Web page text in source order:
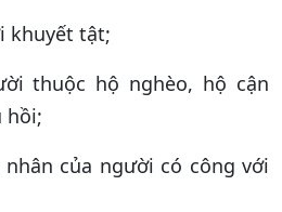
khuyết tật;
thuộc hộ nghèo, hộ cận
hồi;
của người có công với